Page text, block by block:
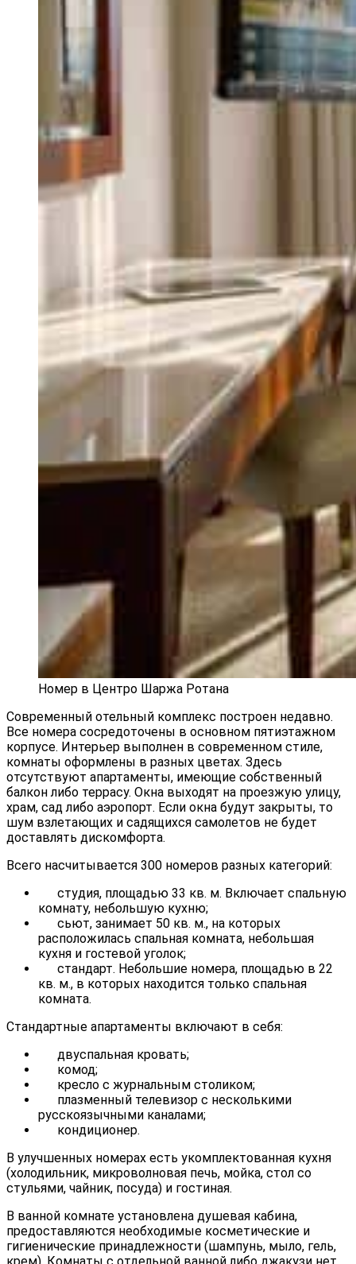
Номер в Центро Шаржа Ротана
Современный отельный комплекс построен недавно.
Все номера сосредоточены в основном пятиэтажном
корпусе. Интерьер выполнен в современном стиле,
комнаты оформлены в разных цветах. Здесь
отсутствуют апартаменты, имеющие собственный
балкон либо террасу. Окна выходят на проезжую улицу,
храм, сад либо аэропорт. Если окна будут закрыты, то
шум взлетающих и садящихся самолетов не будет
доставлять дискомфорта.
Всего насчитывается 300 номеров разных категорий:
студия, площадью 33 кв. м. Включает спальную
комнату, небольшую кухню;
сьют, занимает 50 кв. м., на которых
расположилась спальная комната, небольшая
кухня и гостевой уголок;
стандарт. Небольшие номера, площадью в 22
кв. м., в которых находится только спальная
комната.
Стандартные апартаменты включают в себя:
двуспальная кровать;
комод;
кресло с журнальным столиком;
плазменный телевизор с несколькими
русскоязычными каналами;
кондиционер.
В улучшенных номерах есть укомплектованная кухня
(холодильник, микроволновая печь, мойка, стол со
стульями, чайник, посуда) и гостиная.
В ванной комнате установлена душевая кабина,
предоставляются необходимые косметические и
гигиенические принадлежности (шампунь, мыло, гель,
крем). Комнаты с отдельной ванной либо джакузи нет.